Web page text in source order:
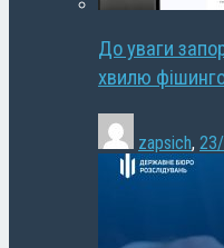
До уваги
хвилю
zapsich,